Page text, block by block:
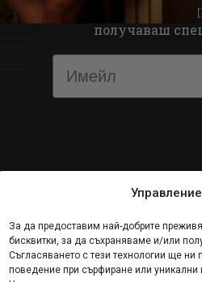
За да предоставим най-добрите
бисквитки, за да съхраняваме и/или
Съгласяването с тези технологии ще
поведение при сърфиране или уникални
Запиши се за
получаваш